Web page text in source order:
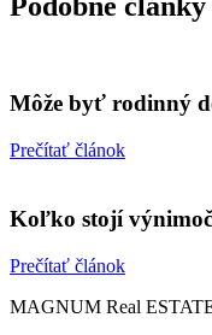
Môže byť rodinný
Prečítať článok
Koľko stojí
Prečítať článok
MAGNUM Real